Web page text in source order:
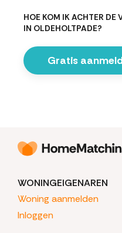
HOE KOM IK ACHTER DE
IN OLDEHOLTPADE?
Gratis
WONINGEIGENAREN
Woning aanmelden
Inloggen